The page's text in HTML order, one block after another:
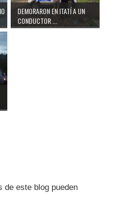
DEMORARON EN ITATÍ A UN
CONDUCTOR ...
de este blog pueden